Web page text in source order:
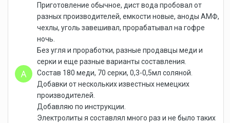
Приготовление обычное, дист вода пробовал от
разных производителей, емкости новые, аноды АМФ,
чехлы, уголь завешивал, прорабатывал на гофре
ночь.
Без угля и проработки, разные продавцы меди и
серки и еще разные варианты составления.
Состав 180 меди, 70 серки, 0,3-0,5мл соляной.
Добавки от нескольких известных немецких
производителей.
Добавляю по инструкции.
Электролиты я составлял много раз и не было таких